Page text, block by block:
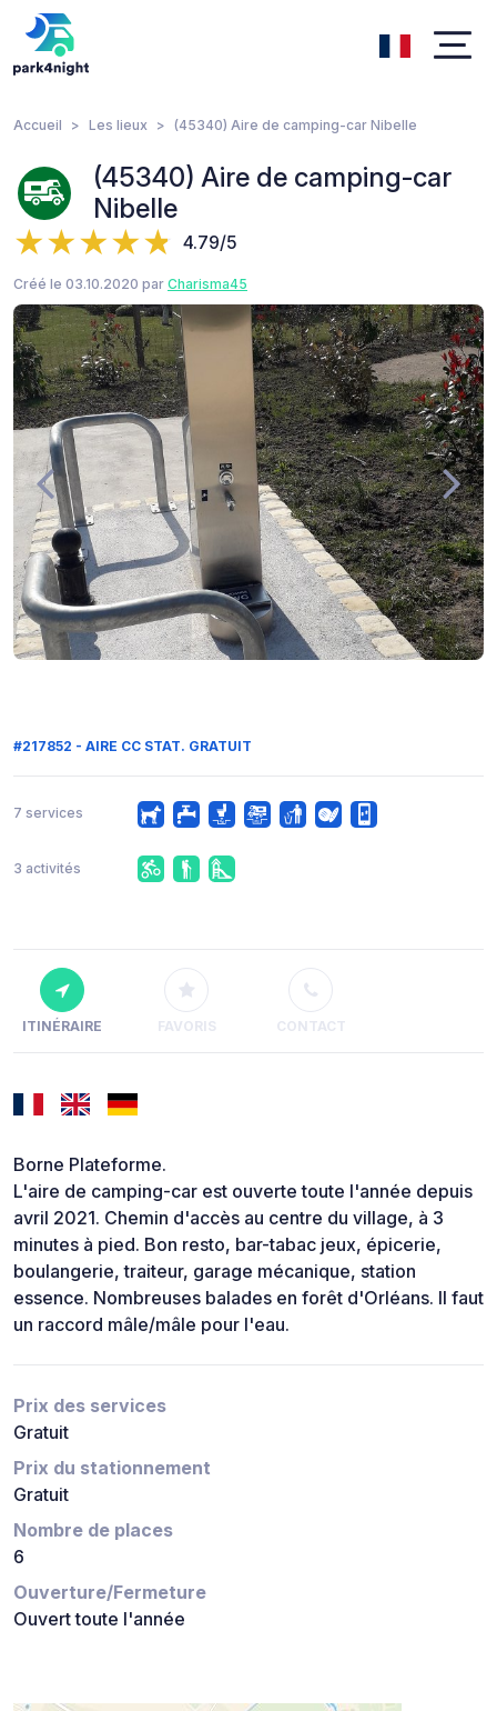
Accueil Les lieux (45340) Aire de camping-car Nibelle
(45340) Aire de camping-car
Nibelle
4.79/5
Créé le 03.10.2020 par Charisma45
#217852 - AIRE CC STAT. GRATUIT
7 services
3 activités
ITINÉRAIRE FAVORIS CONTACT
Borne Plateforme.
L'aire de camping-car est ouverte toute l'année depuis
avril 2021. Chemin d'accès au centre du village, à 3
minutes à pied. Bon resto, bar-tabac jeux, épicerie,
boulangerie, traiteur, garage mécanique, station
essence. Nombreuses balades en forêt d'Orléans. Il faut
un raccord mâle/mâle pour l'eau.
Prix des services
Gratuit
Prix du stationnement
Gratuit
Nombre de places
6
Ouverture/Fermeture
Ouvert toute l'année